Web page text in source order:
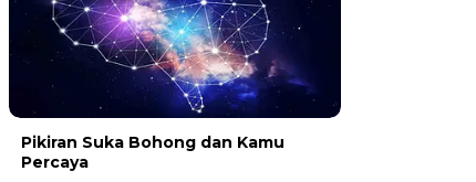
Pikiran Suka Bohong dan Kamu
Percaya